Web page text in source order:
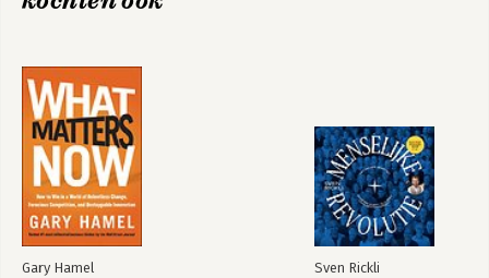
What Matters Now
The Future of
Management
Bekijk alle boeken
Gary Hamel Sven Rickli